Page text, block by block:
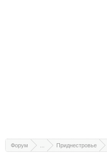
Форум Приднестровье